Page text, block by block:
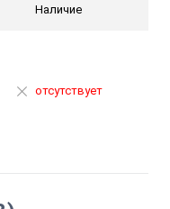
Наличие
отсутствует